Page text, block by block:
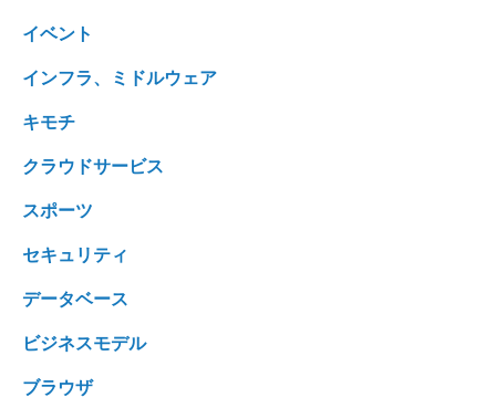
イベント
インフラ、ミドルウェア
キモチ
クラウドサービス
スポーツ
セキュリティ
データベース
ビジネスモデル
ブラウザ